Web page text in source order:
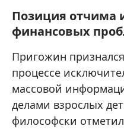
Позиция отчима
финансовых
Пригожин
процессе
массовой
делами взрослых
философски